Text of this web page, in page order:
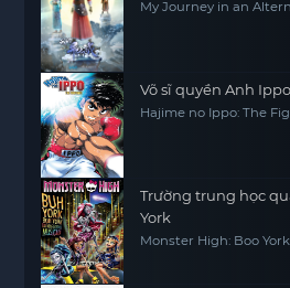
My Journey in an
Võ sĩ quyền Anh Ippo
Hajime no Ippo: The
Trường trung học
York
Monster High: Boo